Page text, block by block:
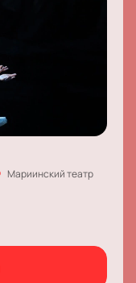
Мариинский театр